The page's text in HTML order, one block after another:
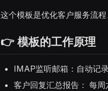
这个模板是优化客户服务流
👉 模板的工作原理
IMAP监听邮箱：自动记
客户回复汇总报告： 每周